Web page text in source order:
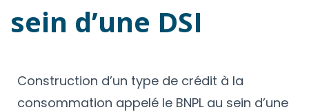
sein d’une DSI
Construction d’un type de crédit à la
consommation appelé le BNPL au sein d’une